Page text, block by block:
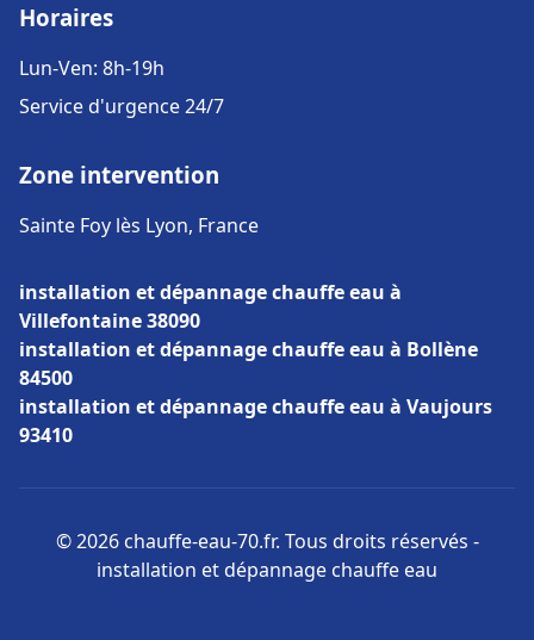
Horaires
Lun-Ven: 8h-19h
Service d'urgence 24/7
Zone intervention
Sainte Foy lès Lyon, France
installation et dépannage chauffe eau à
Villefontaine 38090
installation et dépannage chauffe eau à Bollène
84500
installation et dépannage chauffe eau à Vaujours
93410
© 2026 chauffe-eau-70.fr. Tous droits réservés -
installation et dépannage chauffe eau